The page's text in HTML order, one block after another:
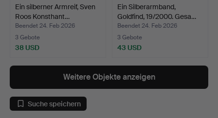
Ein silberner Armreif, Sven
Roos Konsthant…
Beendet 24. Feb 2026
3 Gebote
38 USD
Ein Silberarmband,
Goldfind, 19/2000. Gesa…
Beendet 24. Feb 2026
3 Gebote
43 USD
Weitere Objekte anzeigen
Suche speichern